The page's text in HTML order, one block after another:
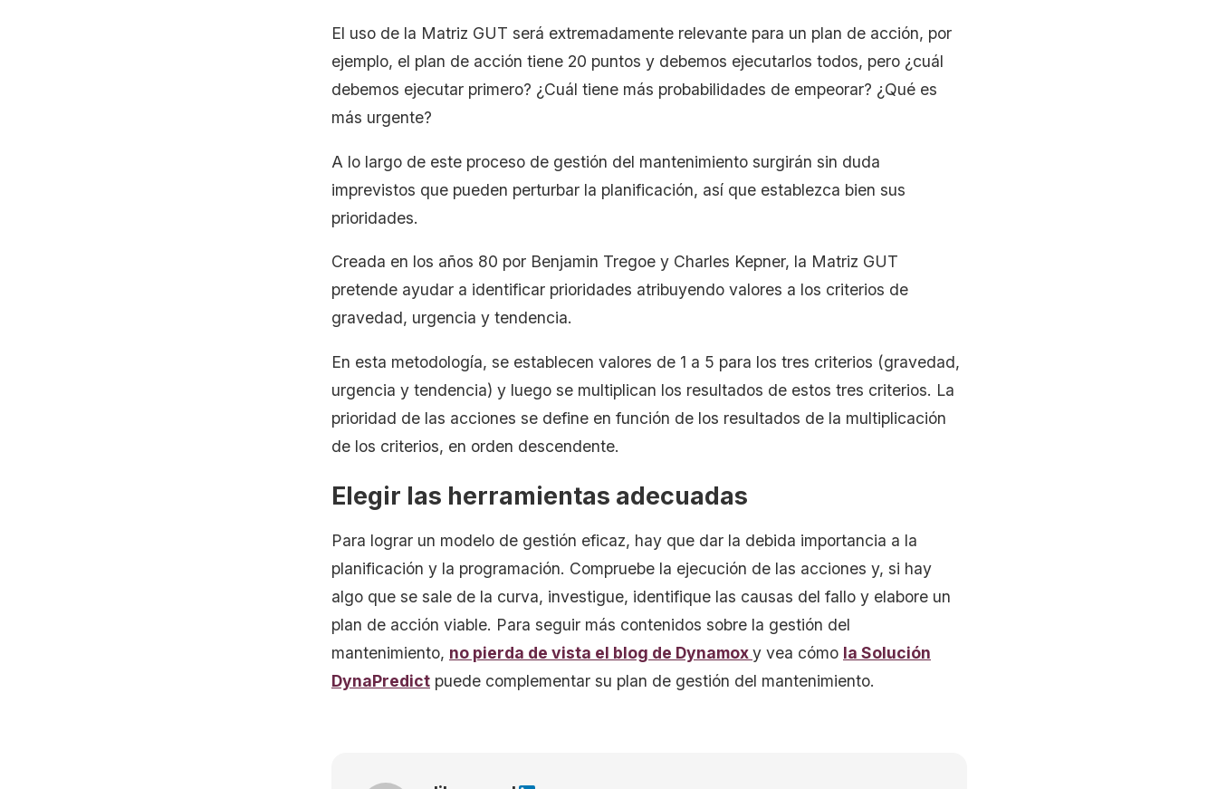
El uso de la Matriz GUT será extremadamente relevante para un plan de acción, por
ejemplo, el plan de acción tiene 20 puntos y debemos ejecutarlos todos, pero ¿cuál
debemos ejecutar primero? ¿Cuál tiene más probabilidades de empeorar? ¿Qué es
más urgente?
A lo largo de este proceso de gestión del mantenimiento surgirán sin duda
imprevistos que pueden perturbar la planificación, así que establezca bien sus
prioridades.
Creada en los años 80 por Benjamin Tregoe y Charles Kepner, la Matriz GUT
pretende ayudar a identificar prioridades atribuyendo valores a los criterios de
gravedad, urgencia y tendencia.
En esta metodología, se establecen valores de 1 a 5 para los tres criterios (gravedad,
urgencia y tendencia) y luego se multiplican los resultados de estos tres criterios. La
prioridad de las acciones se define en función de los resultados de la multiplicación
de los criterios, en orden descendente.
Elegir las herramientas adecuadas
Para lograr un modelo de gestión eficaz, hay que dar la debida importancia a la
planificación y la programación. Compruebe la ejecución de las acciones y, si hay
algo que se sale de la curva, investigue, identifique las causas del fallo y elabore un
plan de acción viable. Para seguir más contenidos sobre la gestión del
mantenimiento, no pierda de vista el blog de Dynamoxy vea cómo la Solución
DynaPredict puede complementar su plan de gestión del mantenimiento.